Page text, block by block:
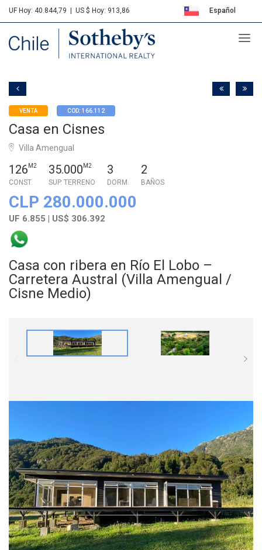
UF Hoy: 40.844,79 US $ Hoy: 913,86 Español
Sotheby's
VENTA COD: 166.112
Casa en Cisnes
Villa Amengual
126 M2
CONST.
35.000 M2
SUP. TERRENO
3
DORM.
2
BAÑOS
CLP 280.000.000
UF 6.855 | US$ 306.392
Casa con ribera en Río El Lobo –
Carretera Austral (Villa Amengual /
Cisne Medio)